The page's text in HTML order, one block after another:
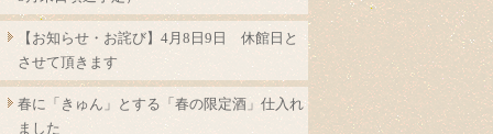
【お知らせ・お詫び】4月8日9日 休館日と
させて頂きます
春に「きゅん」とする「春の限定酒」仕入れ
ました